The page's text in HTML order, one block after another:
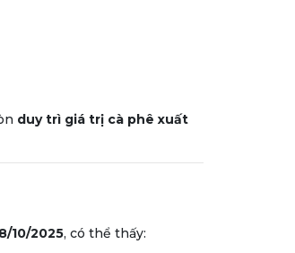
duy trì giá trị cà phê xuất
10/2025, có thể thấy: